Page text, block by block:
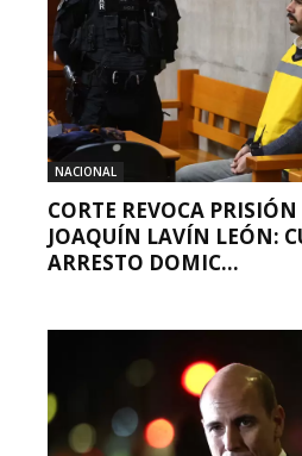
NACIONAL
CORTE REVOCA
JOAQUÍN LAVÍN LEÓN:
ARRESTO DOMIC...